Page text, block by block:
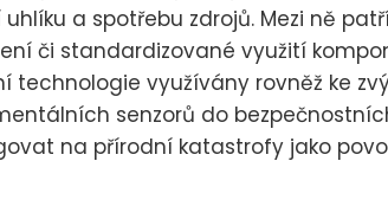
a spotřebu zdrojů. Mezi ně
či standardizované využití
technologie využívány rovněž ke
senzorů do
na přírodní katastrofy jako